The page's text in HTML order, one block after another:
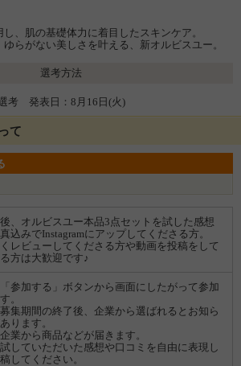
、肌の基礎体力に着目したスキンケア。
らがない美しさを叶える、新オルビスユー。
選考方法
考 発表日：8月16日(火)
て
、オルビスユー本品3点セットを試した感想
込みでInstagramにアップしてくださる方。
レビューしてくださる方や動画を投稿をして
方は大歓迎です♪
「参加する」ボタンから画面にしたがって参加
。
集期間の終了後、企業から選ばれるとお知ら
ります。
業から商品などが届きます。
していただいた感想や口コミを自由に表現し
してください。